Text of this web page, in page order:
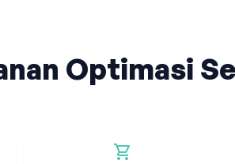
Optimasi
shopping_cart